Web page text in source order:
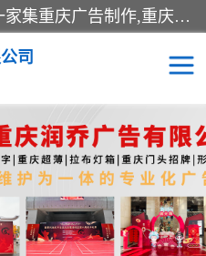
重庆润乔广告有限公司是一家集重庆广告制作,重庆标识标牌,亚克力发光字,led发光字,树脂发光字,超薄灯箱,拉布灯箱,吸塑灯箱,门头招牌,企业形象墙,写真喷绘,x展架,拉网展架,广告展架,条幅,锦旗设计,制作,施工,维护为一体的专业化广告公司.
司
发光字类
形象墙类
写真喷绘类